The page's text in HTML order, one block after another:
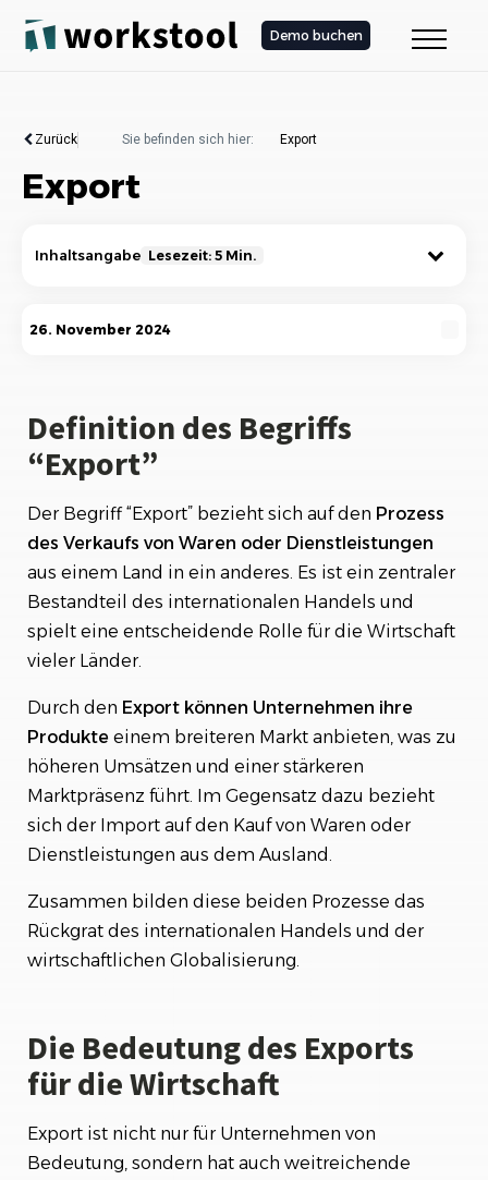
Demo buchen
Zurück Sie befinden sich hier: Export
Export
Inhaltsangabe Lesezeit: 5 Min.
Definition des Begriffs “Export”
Wie funktioniert der Export?
Vorteile des Exports
Herausforderungen beim Export
Fazit
Syvera Accessify
26. November 2024
Definition des Begriffs
“Export”
Der Begriff “Export” bezieht sich auf den Prozess
des Verkaufs von Waren oder Dienstleistungen
aus einem Land in ein anderes. Es ist ein zentraler
Bestandteil des internationalen Handels und
spielt eine entscheidende Rolle für die Wirtschaft
vieler Länder.
Durch den Export können Unternehmen ihre
Produkte einem breiteren Markt anbieten, was zu
höheren Umsätzen und einer stärkeren
Marktpräsenz führt. Im Gegensatz dazu bezieht
sich der Import auf den Kauf von Waren oder
Dienstleistungen aus dem Ausland.
Zusammen bilden diese beiden Prozesse das
Rückgrat des internationalen Handels und der
wirtschaftlichen Globalisierung.
Die Bedeutung des Exports
für die Wirtschaft
Export ist nicht nur für Unternehmen von
Bedeutung, sondern hat auch weitreichende